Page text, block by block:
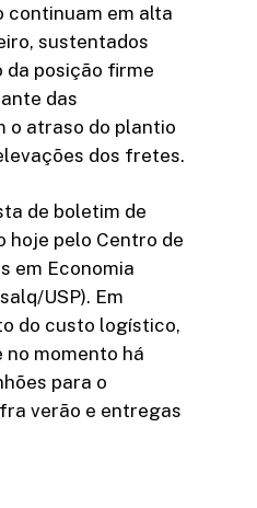
continuam em alta
sustentados
da posição firme
das
o atraso do plantio
dos fretes.
de boletim de
hoje pelo Centro de
em Economia
USP). Em
do custo logístico,
no momento há
para o
verão e entregas